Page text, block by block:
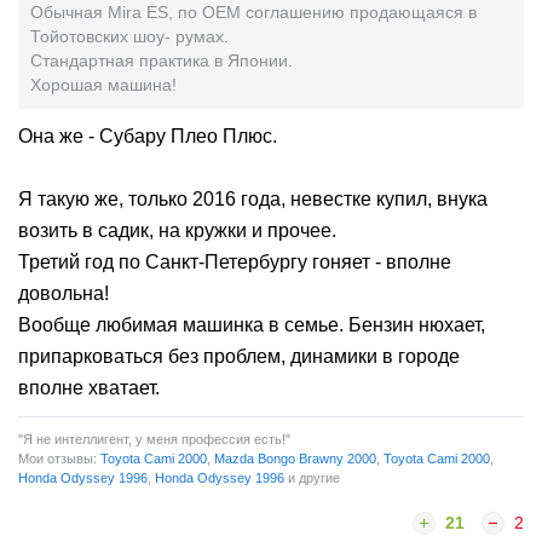
Обычная Мira ES, по ОЕМ соглашению продающаяся в
Тойотовских шоу- румах.
Стандартная практика в Японии.
Хорошая машина!
Она же - Субару Плео Плюс.
Я такую же, только 2016 года, невестке купил, внука
возить в садик, на кружки и прочее.
Третий год по Санкт-Петербургу гоняет - вполне
довольна!
Вообще любимая машинка в семье. Бензин нюхает,
припарковаться без проблем, динамики в городе
вполне хватает.
"Я не интеллигент, у меня профессия есть!"
Мои отзывы: Toyota Cami 2000 Mazda Bongo Brawny 2000 Toyota Cami 2000
Honda Odyssey 1996 Honda Odyssey 1996 и другие
21 2